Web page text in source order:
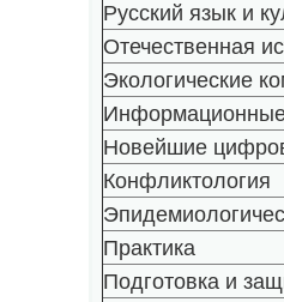
Русский язык и
Отечественная
Экологические
Информационные
Новейшие
Конфликтология
Практика
Подготовка и